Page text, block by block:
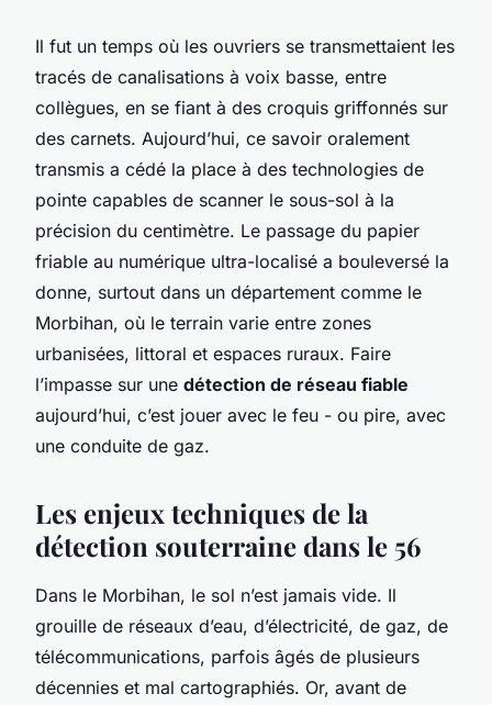
Il fut un temps où les ouvriers se transmettaient les
tracés de canalisations à voix basse, entre
collègues, en se fiant à des croquis griffonnés sur
des carnets. Aujourd’hui, ce savoir oralement
transmis a cédé la place à des technologies de
pointe capables de scanner le sous-sol à la
précision du centimètre. Le passage du papier
friable au numérique ultra-localisé a bouleversé la
donne, surtout dans un département comme le
Morbihan, où le terrain varie entre zones
urbanisées, littoral et espaces ruraux. Faire
l’impasse sur une détection de réseau fiable
aujourd’hui, c’est jouer avec le feu - ou pire, avec
une conduite de gaz.
Les enjeux techniques de la
détection souterraine dans le 56
Dans le Morbihan, le sol n’est jamais vide. Il
grouille de réseaux d’eau, d’électricité, de gaz, de
télécommunications, parfois âgés de plusieurs
décennies et mal cartographiés. Or, avant de